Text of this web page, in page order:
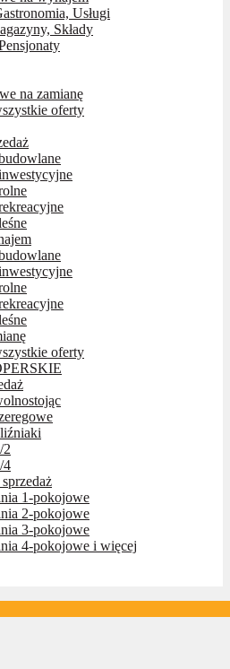
Usługi
Składy
na zamianę
oferty
oferty
2
4
1-pokojowe
2-pokojowe
3-pokojowe
4-pokojowe i więcej